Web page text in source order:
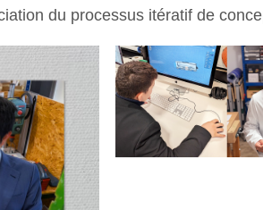
du processus itératif de